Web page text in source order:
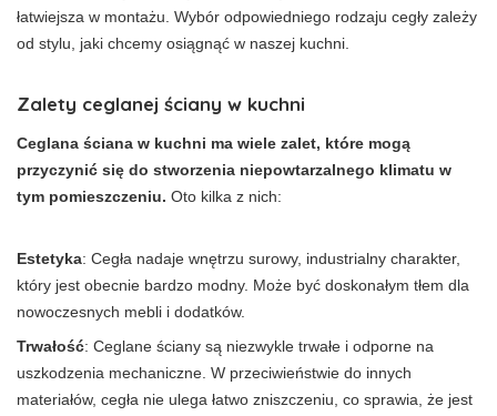
łatwiejsza w montażu. Wybór odpowiedniego rodzaju cegły zależy
od stylu, jaki chcemy osiągnąć w naszej kuchni.
Zalety ceglanej ściany w kuchni
Ceglana ściana w kuchni ma wiele zalet, które mogą
przyczynić się do stworzenia niepowtarzalnego klimatu w
tym pomieszczeniu. Oto kilka z nich:
Estetyka: Cegła nadaje wnętrzu surowy, industrialny charakter,
który jest obecnie bardzo modny. Może być doskonałym tłem dla
nowoczesnych mebli i dodatków.
Trwałość: Ceglane ściany są niezwykle trwałe i odporne na
uszkodzenia mechaniczne. W przeciwieństwie do innych
materiałów, cegła nie ulega łatwo zniszczeniu, co sprawia, że jest